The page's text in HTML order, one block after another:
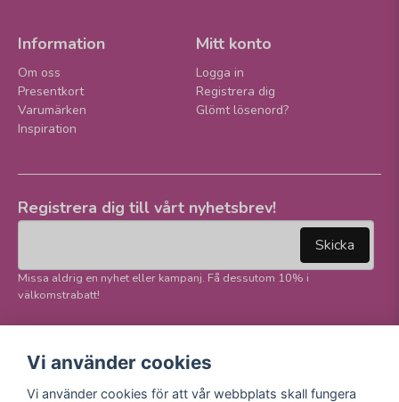
Information
Om oss
Presentkort
Varumärken
Inspiration
Mitt konto
Logga in
Registrera dig
Glömt lösenord?
Registrera dig till vårt nyhetsbrev!
Skicka
Missa aldrig en nyhet eller kampanj. Få dessutom 10% i
välkomstrabatt!
sociala medier!
E-handel
Vi använder cookies
Vi använder cookies för att vår webbplats skall fungera